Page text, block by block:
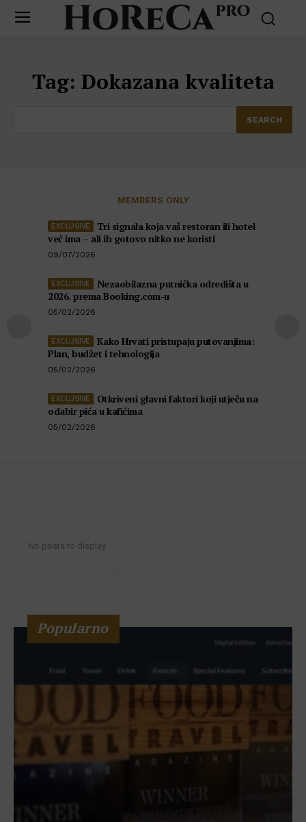
Tag: Dokazana kvaliteta
SEARCH
MEMBERS ONLY
Tri signala koja vaš restoran ili hotel
već ima – ali ih gotovo nitko ne koristi
09/07/2026
Nezaobilazna putnička odredišta u
2026. prema Booking.com-u
05/02/2026
Kako Hrvati pristupaju putovanjima:
Plan, budžet i tehnologija
05/02/2026
Otkriveni glavni faktori koji utječu na
odabir pića u kafićima
05/02/2026
No posts to display
Popularno